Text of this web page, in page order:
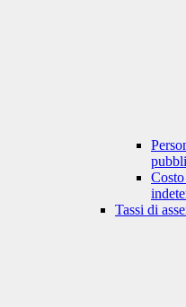
Tassi di